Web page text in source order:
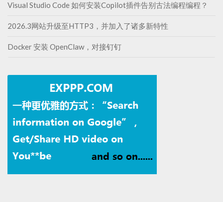
Visual Studio Code 如何安装Copilot插件告别古法编程编程？
2026.3网站升级至HTTP3，并加入了诸多新特性
Docker 安装 OpenClaw，对接钉钉